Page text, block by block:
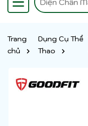
Trang
chủ
Dụng Cụ Thể
Thao